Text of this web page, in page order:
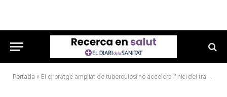
Portada » El cribratge ampliat de tuberculosi no accelera l’inici del tractament ni millora la supervivència en pacients hospitalitzats amb VIH